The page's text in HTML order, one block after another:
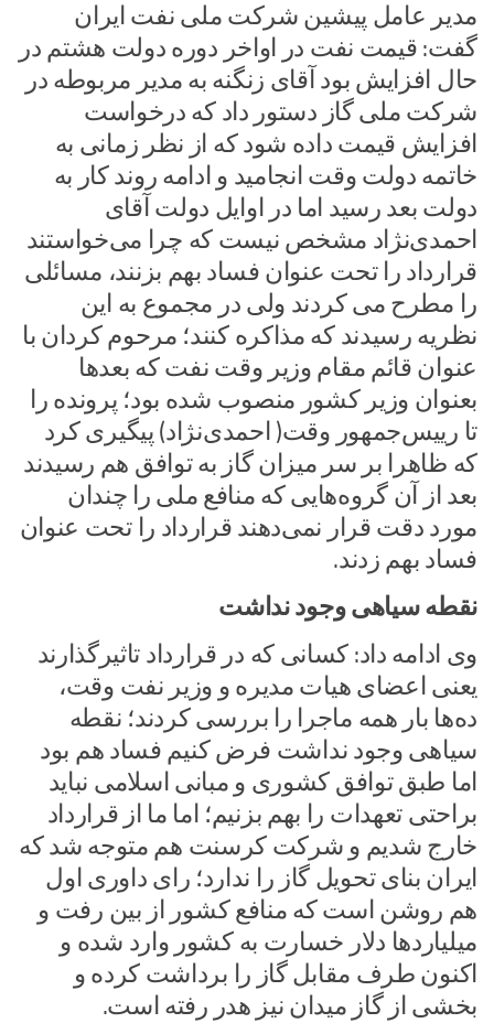
مدیر عامل پیشین شرکت ملی نفت ایران
گفت: قیمت نفت در اواخر دوره دولت هشتم در
حال افزایش بود آقای زنگنه به مدیر مربوطه در
شرکت ملی گاز دستور داد که درخواست
افزایش قیمت داده شود که از نظر زمانی به
خاتمه دولت وقت انجامید و ادامه روند کار به
دولت بعد رسید اما در اوایل دولت آقای
احمدی‌نژاد مشخص نیست که چرا می‌خواستند
قرارداد را تحت عنوان فساد بهم بزنند، مسائلی
را مطرح می کردند ولی در مجموع به این
نظریه رسیدند که مذاکره کنند؛ مرحوم کردان با
عنوان قائم مقام وزیر وقت نفت که بعدها
بعنوان وزیر کشور منصوب شده بود؛ پرونده را
تا رییس‌جمهور وقت( احمدی‌نژاد) پیگیری کرد
که ظاهرا بر سر میزان گاز به توافق هم رسیدند
بعد از آن گروه‌هایی که منافع ملی را چندان
مورد دقت قرار نمی‌دهند قرارداد را تحت عنوان
فساد بهم زدند.
نقطه سیاهی وجود نداشت
وی ادامه داد: کسانی که در قرارداد تاثیرگذارند
یعنی اعضای هیات مدیره و وزیر نفت وقت،
ده‌ها بار همه ماجرا را بررسی کردند؛ نقطه
سیاهی وجود نداشت فرض کنیم فساد هم بود
اما طبق توافق کشوری و مبانی اسلامی نباید
براحتی تعهدات را بهم بزنیم؛ اما ما از قرارداد
خارج شدیم و شرکت کرسنت هم متوجه شد که
ایران بنای تحویل گاز را ندارد؛ رای داوری اول
هم روشن است که منافع کشور از بین رفت و
میلیاردها دلار خسارت به کشور وارد شده و
اکنون طرف مقابل گاز را برداشت کرده و
بخشی از گاز میدان نیز هدر رفته است.